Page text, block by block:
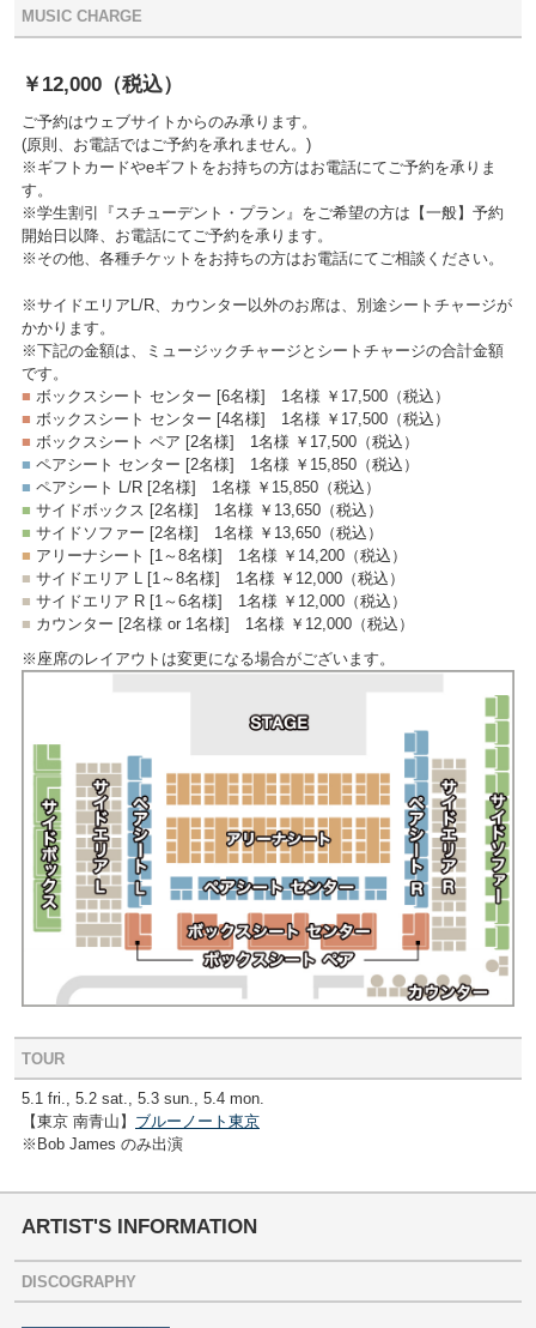
MUSIC CHARGE
￥12,000 （税込）
ご予約はウェブサイトからのみ承ります。
(原則、お電話ではご予約を承れません。)
※ギフトカードやeギフトをお持ちの方はお電話にてご予約を承りま
す。
※学生割引『スチューデント・プラン』をご希望の方は【一般】予約
開始日以降、お電話にてご予約を承ります。
※その他、各種チケットをお持ちの方はお電話にてご相談ください。
※サイドエリアL/R、カウンター以外のお席は、別途シートチャージが
かかります。
※下記の金額は、ミュージックチャージとシートチャージの合計金額
です。
■ ボックスシート センター [6名様] 1名様 ￥17,500 （税込）
■ ボックスシート センター [4名様] 1名様 ￥17,500 （税込）
■ ボックスシート ペア [2名様] 1名様 ￥17,500 （税込）
■ ペアシート センター [2名様] 1名様 ￥15,850 （税込）
■ ペアシート L/R [2名様] 1名様 ￥15,850 （税込）
■ サイドボックス [2名様] 1名様 ￥13,650 （税込）
■ サイドソファー [2名様] 1名様 ￥13,650 （税込）
■ アリーナシート [1～8名様] 1名様 ￥14,200 （税込）
■ サイドエリア L [1～8名様] 1名様 ￥12,000 （税込）
■ サイドエリア R [1～6名様] 1名様 ￥12,000 （税込）
■ カウンター [2名様 or 1名様] 1名様 ￥12,000 （税込）
※座席のレイアウトは変更になる場合がございます。
TOUR
5.1 fri., 5.2 sat., 5.3 sun., 5.4 mon.
【東京 南青山】 ブルーノート東京
※Bob James のみ出演
ARTIST'S INFORMATION
DISCOGRAPHY